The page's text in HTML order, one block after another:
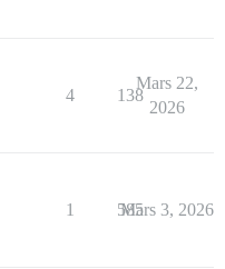
4 138
Mars 22,
2026
1 585
Mars 3, 2026